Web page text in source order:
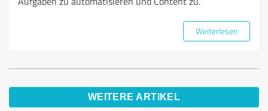
Weiterlesen
WEITERE ARTIKEL